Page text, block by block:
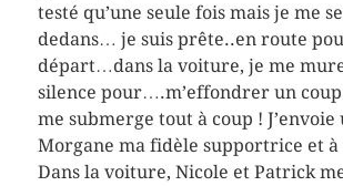
testé qu’une seule fois mais je me
dedans… je suis prête..en route
départ…dans la voiture, je me
silence pour….m’effondrer un
me submerge tout à coup ! J’envoie
Morgane ma fidèle supportrice et
Dans la voiture, Nicole et Patrick